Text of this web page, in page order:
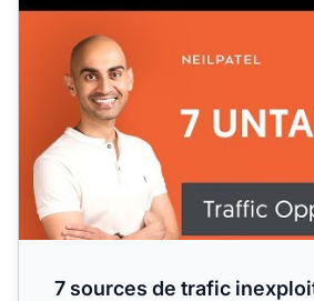
7 sources de trafic